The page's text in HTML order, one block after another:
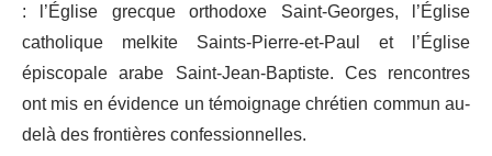
: l’Église grecque orthodoxe Saint-Georges, l’Église
catholique melkite Saints-Pierre-et-Paul et l’Église
épiscopale arabe Saint-Jean-Baptiste. Ces rencontres
ont mis en évidence un témoignage chrétien commun au-
delà des frontières confessionnelles.